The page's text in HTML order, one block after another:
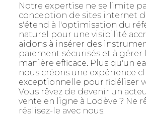
Notre expertise ne se limite
conception de sites internet
s'étend à l'optimisation du
naturel pour une visibilité
aidons à insérer des
paiement sécurisés et à gérer
manière efficace. Plus qu'un
nous créons une expérience
exceptionnelle pour fidéliser
Vous rêvez de devenir un
vente en ligne à Lodève ? Ne
réalisez-le avec nous.